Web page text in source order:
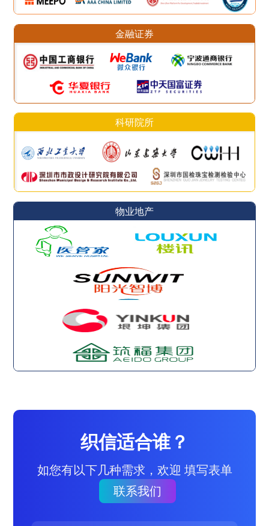
金融证券
科研院所
物业地产
织信适合谁？
如您有以下几种需求，欢迎 填写表单
联系我们